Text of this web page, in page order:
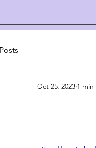
Oct 25, 2023 1 min